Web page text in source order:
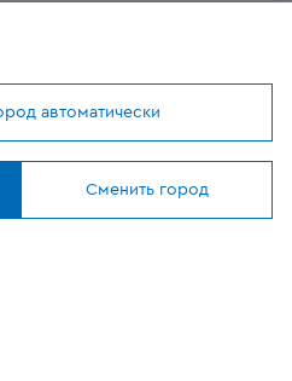
cookies
автоматически
Сменить город